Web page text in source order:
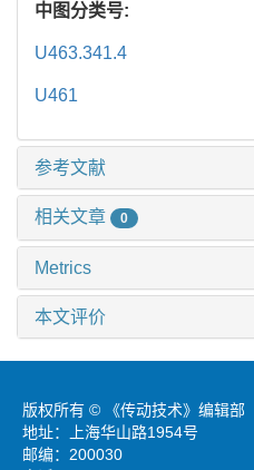
中图分类号:
U463.341.4
U461
参考文献
相关文章 0
Metrics
本文评价
版权所有 © 《传动技术》编辑部
地址：上海华山路1954号
邮编：200030